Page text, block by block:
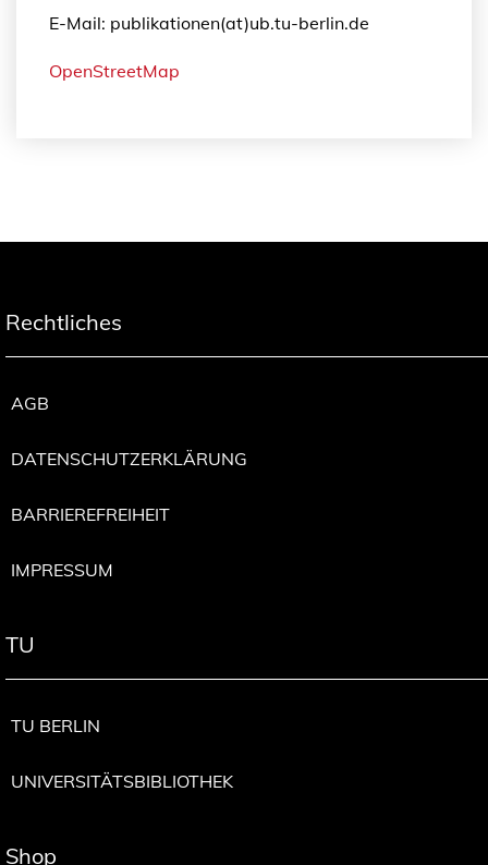
E-Mail: publikationen(at)ub.tu-berlin.de
OpenStreetMap
Rechtliches
AGB
DATENSCHUTZERKLÄRUNG
BARRIEREFREIHEIT
IMPRESSUM
TU
TU BERLIN
UNIVERSITÄTSBIBLIOTHEK
Shop